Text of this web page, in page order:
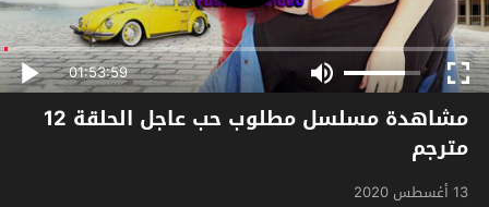
01:53:59
مشاهدة مسلسل مطلوب حب عاجل الحلقة 12
مترجم
13 أغسطس 2020